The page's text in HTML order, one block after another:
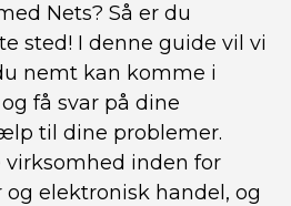
Nets? Så er du
sted! I denne guide vil vi
nemt kan komme i
få svar på dine
til dine problemer.
virksomhed inden for
elektronisk handel, og